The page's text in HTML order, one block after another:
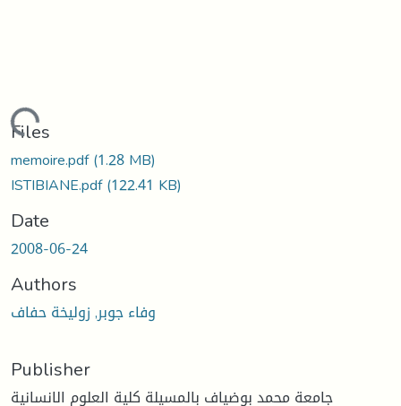
Loading...
Files
memoire.pdf(1.28 MB)
ISTIBIANE.pdf(122.41 KB)
Date
2008-06-24
Authors
وفاء جوبر, زوليخة حفاف
Publisher
جامعة محمد بوضياف بالمسيلة كلية العلوم الانسانية